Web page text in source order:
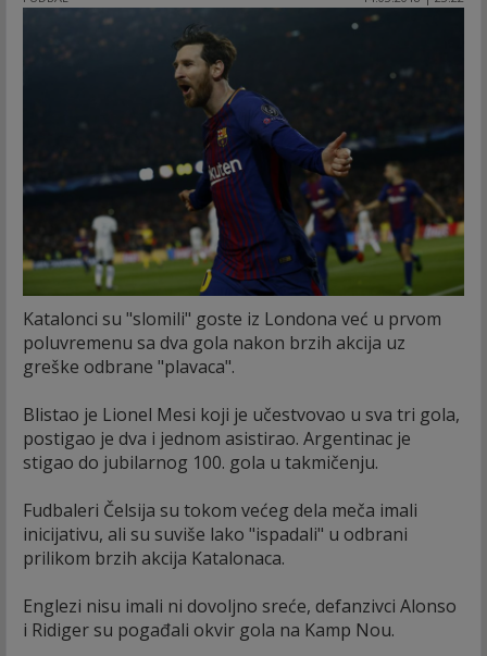
Katalonci su "slomili" goste iz Londona već u prvom
poluvremenu sa dva gola nakon brzih akcija uz
greške odbrane "plavaca".
Blistao je Lionel Mesi koji je učestvovao u sva tri gola,
postigao je dva i jednom asistirao. Argentinac je
stigao do jubilarnog 100. gola u takmičenju.
Fudbaleri Čelsija su tokom većeg dela meča imali
inicijativu, ali su suviše lako "ispadali" u odbrani
prilikom brzih akcija Katalonaca.
Englezi nisu imali ni dovoljno sreće, defanzivci Alonso
i Ridiger su pogađali okvir gola na Kamp Nou.